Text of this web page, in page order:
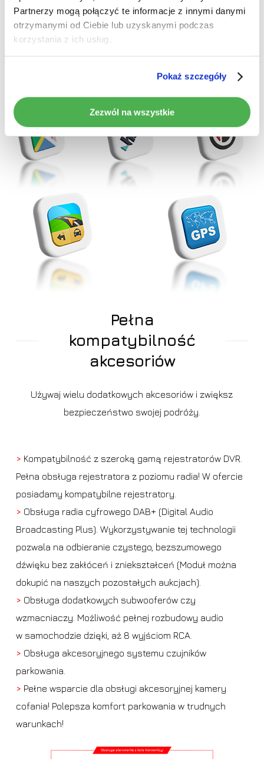
Partnerzy mogą połączyć te informacje z innymi danymi
otrzymanymi od Ciebie lub uzyskanymi podczas
korzystania z ich usług.
Pokaż szczegóły
Zezwól na wszystkie
dostępnej na system Android.
>W zestawie dołączony moduł GPS pozwalający
Pełna
kompatybilność
akcesoriów
Używaj wielu dodatkowych akcesoriów i zwiększ
bezpieczeństwo swojej podróży.
> Kompatybilność z szeroką gamą rejestratorów DVR.
Pełna obsługa rejestratora z poziomu radia! W ofercie
posiadamy kompatybilne rejestratory.
> Obsługa radia cyfrowego DAB+ (Digital Audio
Broadcasting Plus). Wykorzystywanie tej technologii
pozwala na odbieranie czystego, bezszumowego
dźwięku bez zakłóceń i zniekształceń (Moduł można
dokupić na naszych pozostałych aukcjach).
> Obsługa dodatkowych subwooferów czy
wzmacniaczy. Możliwość pełnej rozbudowy audio
w samochodzie dzięki, aż 8 wyjściom RCA.
> Obsługa akcesoryjnego systemu czujników
parkowania.
> Pełne wsparcie dla obsługi akcesoryjnej kamery
cofania! Polepsza komfort parkowania w trudnych
warunkach!